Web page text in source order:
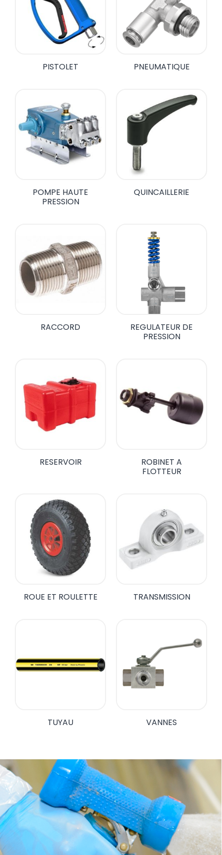
PISTOLET PNEUMATIQUE
POMPE HAUTE
PRESSION
QUINCAILLERIE
RACCORD
REGULATEUR DE
PRESSION
RESERVOIR
ROBINET A
FLOTTEUR
ROUE ET ROULETTE TRANSMISSION
TUYAU VANNES